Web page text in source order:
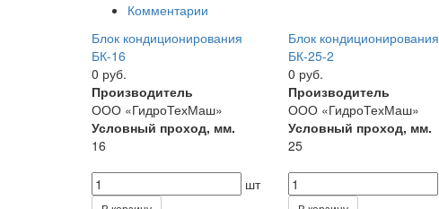
Комментарии
Блок кондиционирования
БК-16
0 руб.
Производитель
ООО «ГидроТехМаш»
Условный проход, мм.
16
шт
Блок кондиционирования
БК-25-2
0 руб.
Производитель
ООО «ГидроТехМаш»
Условный проход, мм.
25